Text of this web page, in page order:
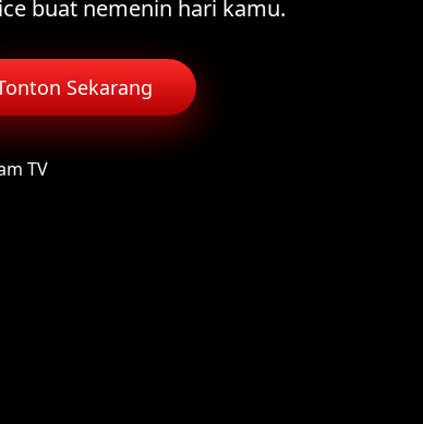
buat nemenin hari kamu.
Sekarang
TV